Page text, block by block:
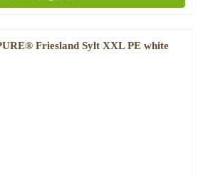
Friesland Sylt XXL PE white